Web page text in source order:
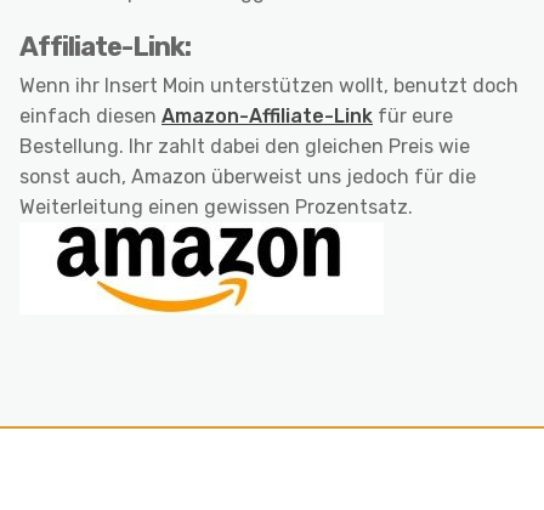
Affiliate-Link:
Wenn ihr Insert Moin unterstützen wollt, benutzt doch
einfach diesen Amazon-Affiliate-Link für eure
Bestellung. Ihr zahlt dabei den gleichen Preis wie
sonst auch, Amazon überweist uns jedoch für die
Weiterleitung einen gewissen Prozentsatz.